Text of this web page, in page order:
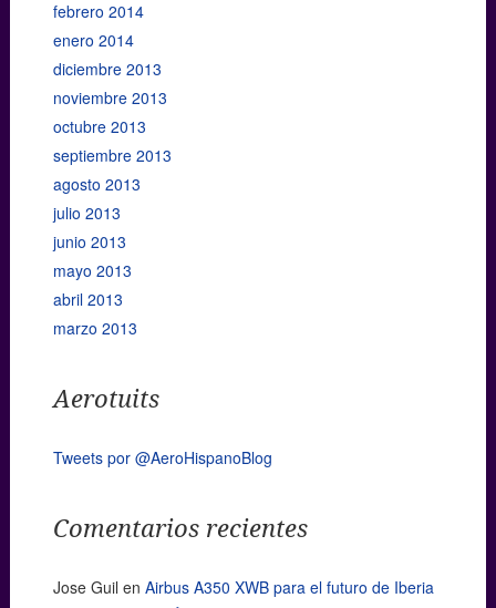
febrero 2014
enero 2014
diciembre 2013
noviembre 2013
octubre 2013
septiembre 2013
agosto 2013
julio 2013
junio 2013
mayo 2013
abril 2013
marzo 2013
Aerotuits
Tweets por @AeroHispanoBlog
Comentarios recientes
Jose Guil en Airbus A350 XWB para el futuro de Iberia